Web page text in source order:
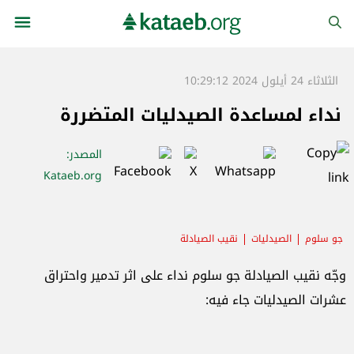
الثلاثاء 24 أيلول 2024 10:29:12
نداء لمساعدة الصيدليات المتضررة
المصدر:
Kataeb.org
جو سلوم الصيدليات نقيب الصيادلة
وجّه نقيب الصيادلة جو سلوم نداء على اثر تدمير واحتراق
عشرات الصيدليات جاء فيه: